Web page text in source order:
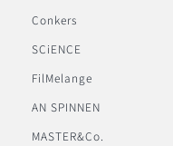
Conkers
SCiENCE
FilMelange
AN SPINNEN
MASTER&Co.